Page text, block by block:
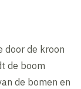
door de kroon
de boom
de bomen en